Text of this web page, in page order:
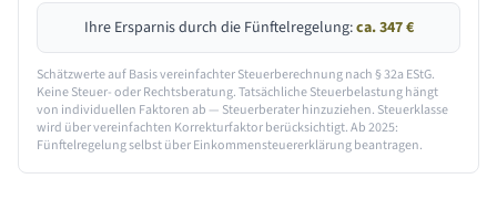
Ihre Ersparnis durch die Fünftelregelung:ca.347€
Schätzwerte auf Basis vereinfachter Steuerberechnung nach § 32a EStG.
Keine Steuer- oder Rechtsberatung. Tatsächliche Steuerbelastung hängt
von individuellen Faktoren ab — Steuerberater hinzuziehen. Steuerklasse
wird über vereinfachten Korrekturfaktor berücksichtigt. Ab 2025:
Fünftelregelung selbst über Einkommensteuererklärung beantragen.